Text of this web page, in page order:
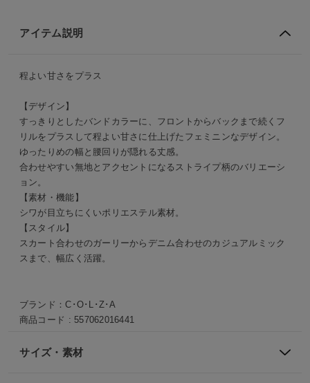
アイテム説明
程よい甘さをプラス
【デザイン】
すっきりとしたバンドカラーに、フロントからバックまで続くフ
リルをプラスして程よい甘さに仕上げたフェミニンなデザイン。
ゆったりめの幅と腰回りが隠れる丈感。
合わせやすい無地とアクセントになるストライプ柄のバリエーシ
ョン。
【素材・機能】
シワが目立ちにくいポリエステル素材。
【スタイル】
スカート合わせのガーリーからデニム合わせのカジュアルミック
スまで、幅広く活躍。
ブランド：C･O･L･Z･A
商品コード : 557062016441
サイズ・素材